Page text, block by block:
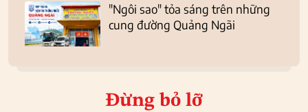
"Ngôi sao" tỏa sáng trên những
cung đường Quảng Ngãi
Đừng bỏ lỡ